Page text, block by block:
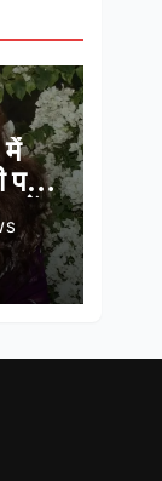
में
पर
में
रहे